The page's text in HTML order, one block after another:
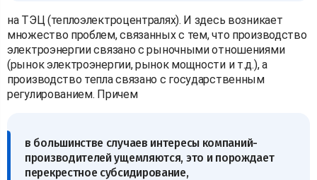
на ТЭЦ (теплоэлектроцентралях). И здесь возникает
множество проблем, связанных с тем, что производство
электроэнергии связано с рыночными отношениями
(рынок электроэнергии, рынок мощности и т.д.), а
производство тепла связано с государственным
регулированием. Причем
в большинстве случаев интересы компаний-
производителей ущемляются, это и порождает
перекрестное субсидирование,